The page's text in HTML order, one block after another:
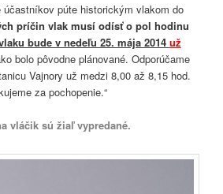
účastníkov púte historickým vlakom do
príčin vlak musí odísť o pol hodinu
bude v nedeľu 25. mája 2014 už
bolo pôvodne plánované. Odporúčame
Vajnory už medzi 8,00 až 8,15 hod.
za pochopenie.“
vláčik sú žiaľ vypredané.